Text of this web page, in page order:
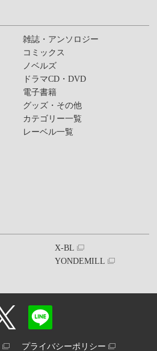
雑誌・アンソロジー
コミックス
ノベルズ
ドラマCD・DVD
電子書籍
グッズ・その他
カテゴリー一覧
レーベル一覧
X-BL
YONDEMILL
プライバシーポリシー